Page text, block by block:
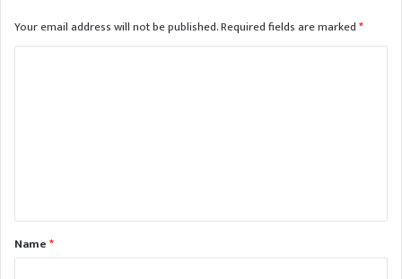
Your email address will not be published.Required fields are marked*
t
*Name*